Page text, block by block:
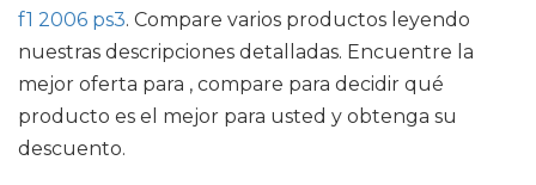
f1 2006 ps3. Compare varios productos leyendo
nuestras descripciones detalladas. Encuentre la
mejor oferta para , compare para decidir qué
producto es el mejor para usted y obtenga su
descuento.